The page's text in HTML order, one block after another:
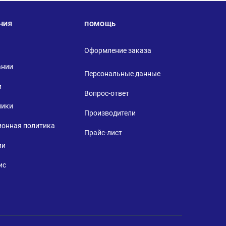
политика
ПОМОЩЬ
Оформление заказа
Персональные данные
Вопрос-ответ
Производители
Прайс-лист